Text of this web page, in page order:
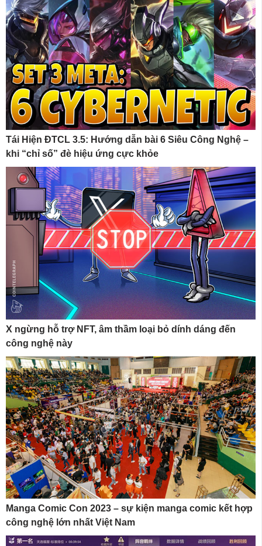
Tái Hiện ĐTCL 3.5: Hướng dẫn bài 6 Siêu Công Nghệ –
khi “chỉ số” đè hiệu ứng cực khỏe
X ngừng hỗ trợ NFT, âm thầm loại bỏ dính dáng đến
công nghệ này
Manga Comic Con 2023 – sự kiện manga comic kết hợp
công nghệ lớn nhất Việt Nam